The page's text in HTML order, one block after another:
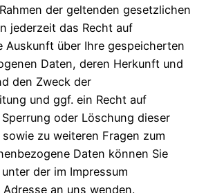
der geltenden gesetzlichen
jederzeit das Recht auf
Auskunft über Ihre gespeicherten
Daten, deren Herkunft und
den Zweck der
und ggf. ein Recht auf
oder Löschung dieser
zu weiteren Fragen zum
Daten können Sie
der im Impressum
an uns wenden.